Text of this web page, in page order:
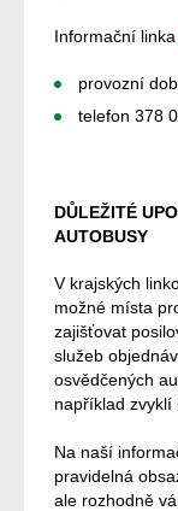
Informační linka
provozní
telefon 378
DŮLEŽITÉ
AUTOBUSY
V krajských
možné místa
zajišťovat
služeb
osvědčených
například zvyklí
Na naší
pravidelná
ale rozhodně